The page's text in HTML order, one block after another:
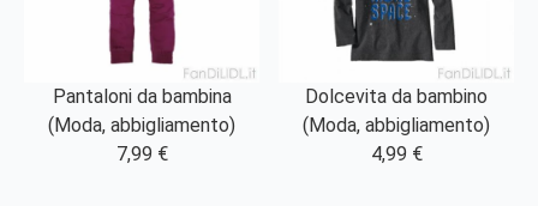
Pantaloni da bambina
(Moda, abbigliamento)
7,99 €
Dolcevita da bambino
(Moda, abbigliamento)
4,99 €